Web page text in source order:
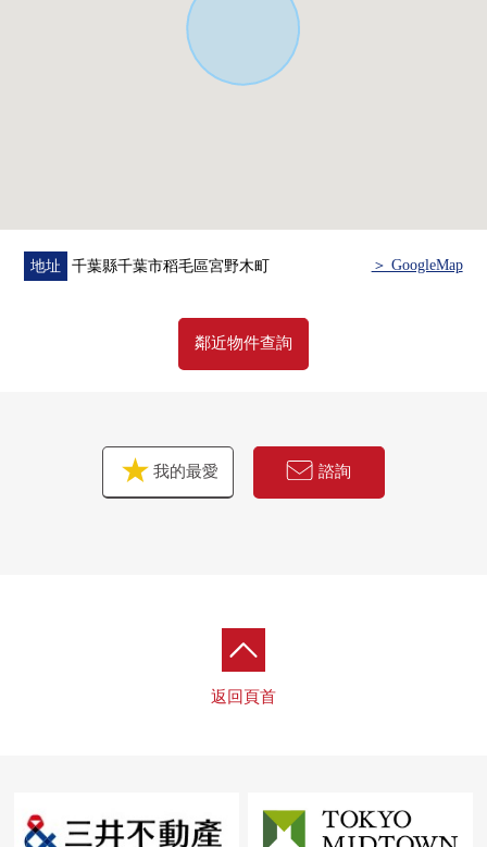
地址 千葉縣千葉市稻毛區宮野木町 ＞ GoogleMap
鄰近物件查詢
我的最愛 諮詢
返回頁首